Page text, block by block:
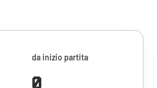
da inizio partita
0